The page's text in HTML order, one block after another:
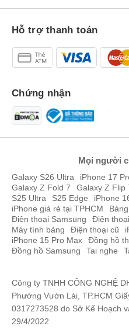
tablet mỏng nhất mà hãng
ngang so với iPad Pro M4 13-
thể máy có thể hơi to và nặng
Khung máy được hoàn thiện từ
Galaxy S24 Ultra, giúp bảo
móp méo hiệu quả khi máy
Hỗ trợ thanh toán
Chứng nhận
Mọi người
Galaxy S26 Ultra iPhone 17
Galaxy Z Fold 7
Galaxy Z Flip
S25 Ultra
S25 Edge iPhone
iPhone giá rẻ tại TPHCM
Điện thoại Samsung
Điện
Máy tính bảng
Điện thoại cũ
iPhone 15 Pro Max
Đồng hồ
Đồng hồ Samsung
Tai nghe
Công ty TNHH CÔNG NGHỆ
Phường Vườn Lài, TP.HCM
0317273528 do Sở Kế Hoạch
29/4/2022